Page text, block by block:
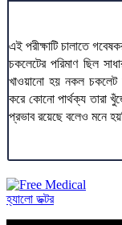
এই পরীক্ষাটি চালাতে
চকলেটের পরিমাণ ছিল
খাওয়ানো হয় নকল চকলেট
করে কোনো পার্থক্য তারা
প্রভাব রয়েছে বলেও মনে
হ্যালো ডক্টর